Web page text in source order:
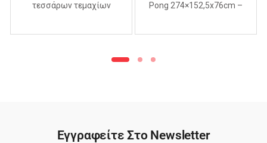
τεσσάρων τεμαχίων
Pong 274×152,5x76cm –
Εγγραφείτε Στο Newsletter